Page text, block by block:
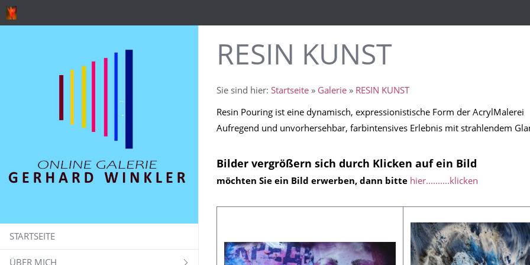
STARTSEITE
ÜBER MICH
RESIN KUNST
Sie sind hier: Startseite » Galerie » RESIN KUNST
Resin Pouring ist eine dynamisch, expressionistische Form der AcrylMalerei
Aufregend und unvorhersehbar, farbintensives Erlebnis mit strahlendem
Bilder vergrößern sich durch Klicken auf ein Bild
möchten Sie ein Bild erwerben, dann bitte hier..........klicken